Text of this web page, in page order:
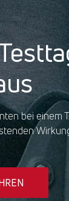
bei einem